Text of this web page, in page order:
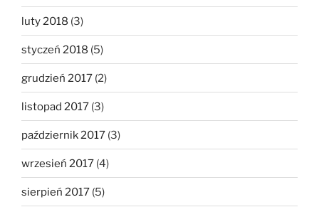
luty 2018 (3)
styczeń 2018 (5)
grudzień 2017 (2)
listopad 2017 (3)
październik 2017 (3)
wrzesień 2017 (4)
sierpień 2017 (5)